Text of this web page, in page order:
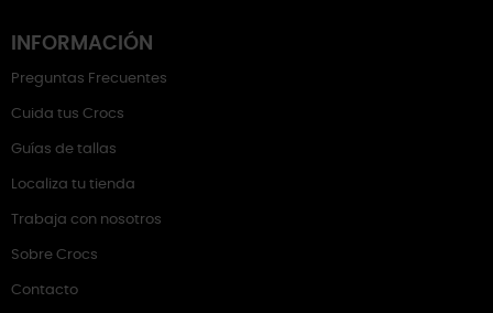
INFORMACIÓN
Preguntas Frecuentes
Cuida tus Crocs
Guías de tallas
Localiza tu tienda
Trabaja con nosotros
Sobre Crocs
Contacto